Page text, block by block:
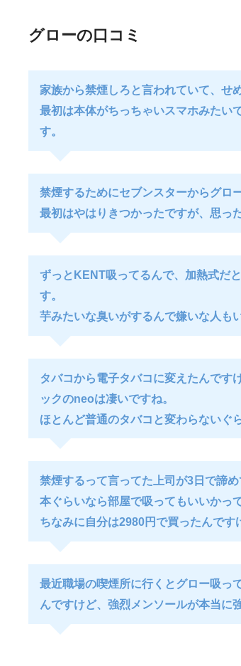
グローの口コミ
家族から禁煙しろと言われていて、せ
最初は本体がちっちゃいスマホみたい
す。
禁煙するためにセブンスターからグロ
最初はやはりきつかったですが、思っ
ずっとKENT吸ってるんで、加熱式だ
す。
芋みたいな臭いがするんで嫌いな人も
タバコから電子タバコに変えたんです
ックのneoは凄いですね。
ほとんど普通のタバコと変わらないぐ
禁煙するって言ってた上司が3日で諦
本ぐらいなら部屋で吸ってもいいかっ
ちなみに自分は2980円で買ったんで
最近職場の喫煙所に行くとグロー吸っ
んですけど、強烈メンソールが本当に